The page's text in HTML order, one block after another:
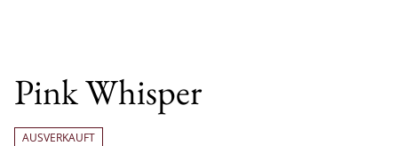
Pink Whisper
AUSVERKAUFT